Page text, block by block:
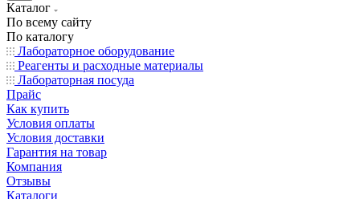
Каталог
По всему сайту
По каталогу
Лабораторное оборудование
Реагенты и расходные материалы
Лабораторная посуда
Прайс
Как купить
Условия оплаты
Условия доставки
Гарантия на товар
Компания
Отзывы
Каталоги